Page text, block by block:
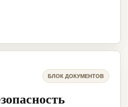
БЛОК ДОКУМЕНТОВ